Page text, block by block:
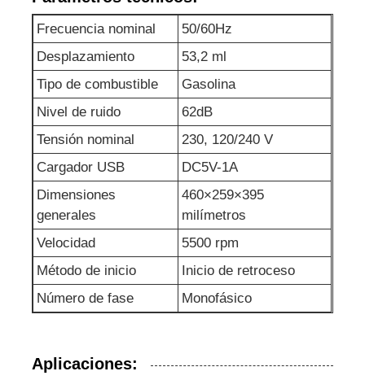
Frecuencia nominal
50/60Hz
Desplazamiento
53,2 ml
Tipo de combustible
Gasolina
Nivel de ruido
62dB
Tensión nominal
230, 120/240 V
Cargador USB
DC5V-1A
Dimensiones
generales
460×259×395
milímetros
Velocidad
5500 rpm
Método de inicio
Inicio de retroceso
Número de fase
Monofásico
Aplicaciones: